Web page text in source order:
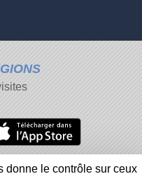
des cookies
donne le contrôle sur ceux